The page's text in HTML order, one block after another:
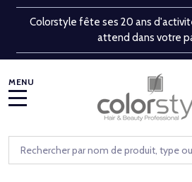
Colorstyle fête ses 20 ans
attend dans votre
Rechercher